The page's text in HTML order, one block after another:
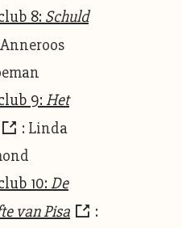
8: Schuld
9:Het
: Linda
10:De
van Pisa
: